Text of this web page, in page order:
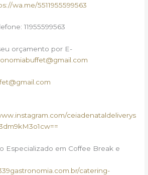
wa.me/5511955599563
11955599563
orçamento por E-
ceiadenataldeliverys
Especializado em Coffee Break e
catering-